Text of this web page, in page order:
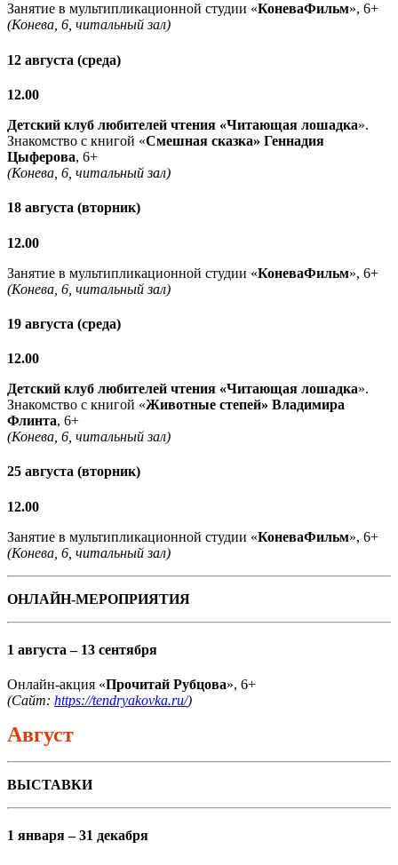
Занятие в мультипликационной студии «КоневаФильм», 6+
(Конева, 6, читальный зал)
12 августа (среда)
12.00
Детский клуб любителей чтения «Читающая лошадка».
Знакомство с книгой «Смешная сказка» Геннадия
Цыферова, 6+
(Конева, 6, читальный зал)
18 августа (вторник)
12.00
Занятие в мультипликационной студии «КоневаФильм», 6+
(Конева, 6, читальный зал)
19 августа (среда)
12.00
Детский клуб любителей чтения «Читающая лошадка».
Знакомство с книгой «Животные степей» Владимира
Флинта, 6+
(Конева, 6, читальный зал)
25 августа (вторник)
12.00
Занятие в мультипликационной студии «КоневаФильм», 6+
(Конева, 6, читальный зал)
ОНЛАЙН-МЕРОПРИЯТИЯ
1 августа – 13 сентября
Онлайн-акция «Прочитай Рубцова», 6+
(Сайт: https://tendryakovka.ru/)
Август
ВЫСТАВКИ
1 января – 31 декабря